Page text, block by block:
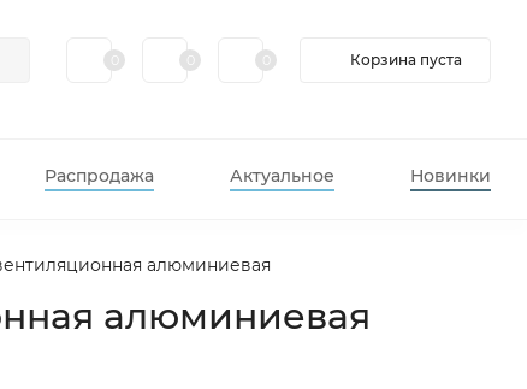
Корзина пуста
Распродажа Актуальное Новинки
алюминиевая
алюминиевая